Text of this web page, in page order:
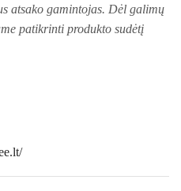
atsako gamintojas. Dėl galimų
patikrinti produkto sudėtį